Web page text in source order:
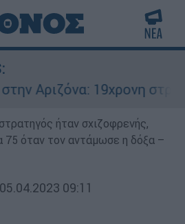
19χρονη
ήταν σχιζοφρενής,
75 όταν τον αντάμωσε η δόξα –
05.04.2023 09:11